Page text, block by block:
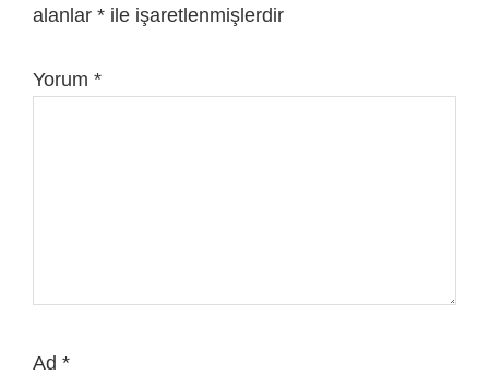
alanlar * ile işaretlenmişlerdir
Yorum *
Ad *